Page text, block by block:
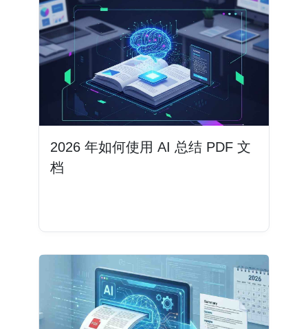
2026 年如何使用 AI 总结 PDF 文
档